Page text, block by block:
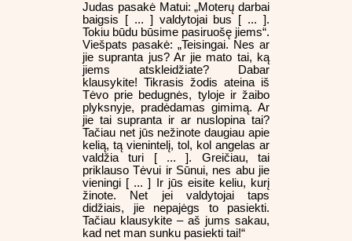
Judas pasakė Matui: „Moterų darbai
baigsis [ ... ] valdytojai bus [ ... ].
Tokiu būdu būsime pasiruošę jiems“.
Viešpats pasakė: „Teisingai. Nes ar
jie supranta jus? Ar jie mato tai, ką
jiems atskleidžiate? Dabar
klausykite! Tikrasis žodis ateina iš
Tėvo prie bedugnės, tyloje ir žaibo
plyksnyje, pradėdamas gimimą. Ar
jie tai supranta ir ar nuslopina tai?
Tačiau net jūs nežinote daugiau apie
kelią, tą vienintelį, tol, kol angelas ar
valdžia turi [ ... ]. Greičiau, tai
priklauso Tėvui ir Sūnui, nes abu jie
vieningi [ ... ] Ir jūs eisite keliu, kurį
žinote. Net jei valdytojai taps
didžiais, jie nepajėgs to pasiekti.
Tačiau klausykite – aš jums sakau,
kad net man sunku pasiekti tai!“